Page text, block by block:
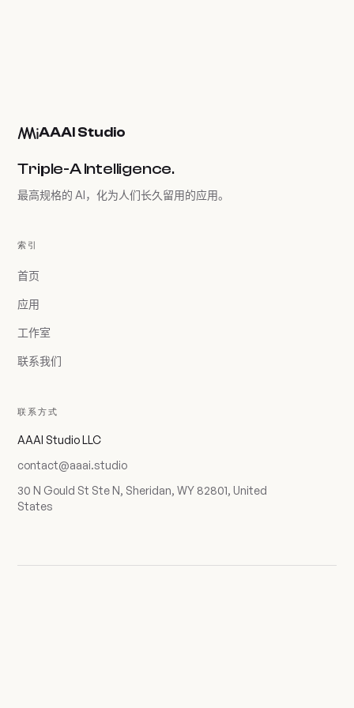
AAAI Studio
Triple-A Intelligence.
最高规格的 AI，化为人们长久留用的应用。
索引
首页
应用
工作室
联系我们
联系方式
AAAI Studio LLC
contact@aaai.studio
30 N Gould St Ste N, Sheridan, WY 82801, United
States